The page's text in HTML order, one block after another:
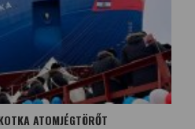
ATOMJÉGTÖRŐT